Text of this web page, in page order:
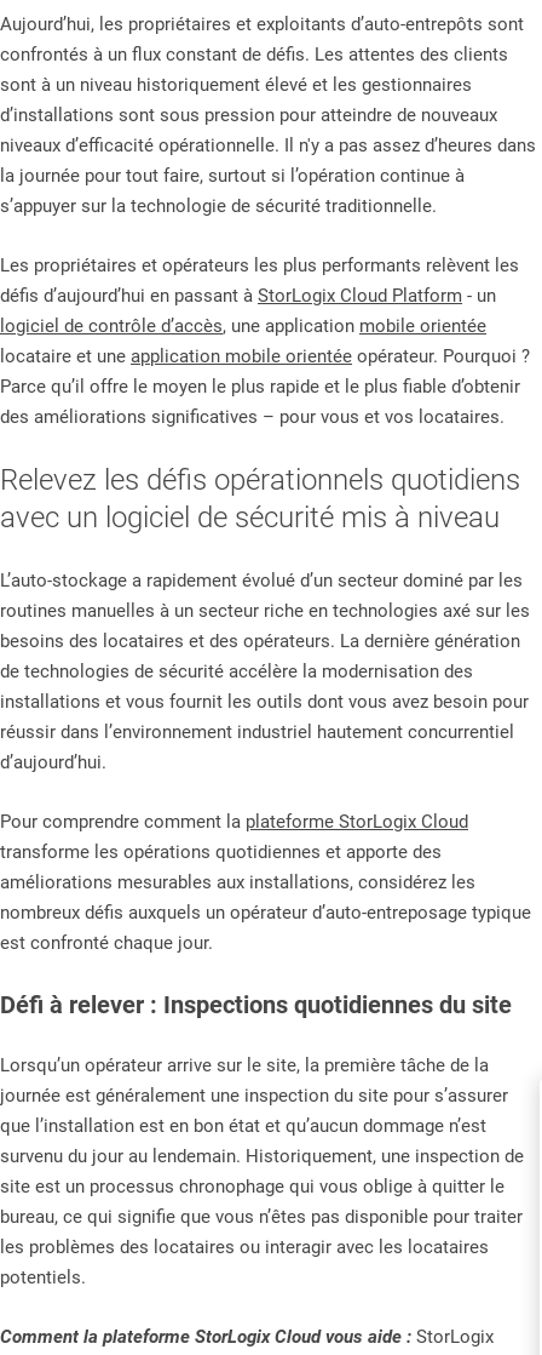
Aujourd’hui, les propriétaires et exploitants d’auto-entrepôts sont
confrontés à un flux constant de défis. Les attentes des clients
sont à un niveau historiquement élevé et les gestionnaires
d’installations sont sous pression pour atteindre de nouveaux
niveaux d’efficacité opérationnelle. Il n'y a pas assez d’heures dans
la journée pour tout faire, surtout si l’opération continue à
s’appuyer sur la technologie de sécurité traditionnelle.
Les propriétaires et opérateurs les plus performants relèvent les
défis d’aujourd’hui en passant à StorLogix Cloud Platform - un
logiciel de contrôle d’accès, une application mobile orientée
locataire et une application mobile orientée opérateur. Pourquoi ?
Parce qu’il offre le moyen le plus rapide et le plus fiable d’obtenir
des améliorations significatives – pour vous et vos locataires.
Relevez les défis opérationnels quotidiens
avec un logiciel de sécurité mis à niveau
L’auto-stockage a rapidement évolué d’un secteur dominé par les
routines manuelles à un secteur riche en technologies axé sur les
besoins des locataires et des opérateurs. La dernière génération
de technologies de sécurité accélère la modernisation des
installations et vous fournit les outils dont vous avez besoin pour
réussir dans l’environnement industriel hautement concurrentiel
d’aujourd’hui.
Pour comprendre comment la plateforme StorLogix Cloud
transforme les opérations quotidiennes et apporte des
améliorations mesurables aux installations, considérez les
nombreux défis auxquels un opérateur d’auto-entreposage typique
est confronté chaque jour.
Défi à relever : Inspections quotidiennes du site
Lorsqu’un opérateur arrive sur le site, la première tâche de la
journée est généralement une inspection du site pour s’assurer
que l’installation est en bon état et qu’aucun dommage n’est
survenu du jour au lendemain. Historiquement, une inspection de
site est un processus chronophage qui vous oblige à quitter le
bureau, ce qui signifie que vous n’êtes pas disponible pour traiter
les problèmes des locataires ou interagir avec les locataires
potentiels.
Comment la plateforme StorLogix Cloud vous aide : StorLogix